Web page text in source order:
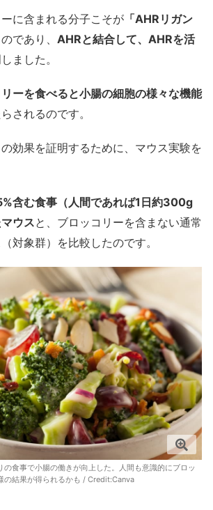
に含まれる分子こそが 「AHRリガン
であり、 AHRと結合して、AHRを活
ました。
ーを食べると小腸の細胞の様々な機能
されるのです。
効果を証明するために、マウス実験を
含む食事（人間であれば1日約300g
ウスと、ブロッコリーを含まない通常
対象群）を比較したのです。
の食事で小腸の働きが向上した。人間も意識的にブロッ
の結果が得られるかも / Credit:Canva